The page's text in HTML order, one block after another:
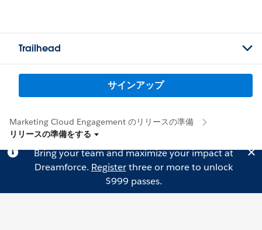
Trailhead
サインアップ
Marketing Cloud Engagement のリリースの準備
リリースの準備をする
Bring your team and maximize your impact at
Dreamforce. Registerthree or more to unlock
$999 passes.